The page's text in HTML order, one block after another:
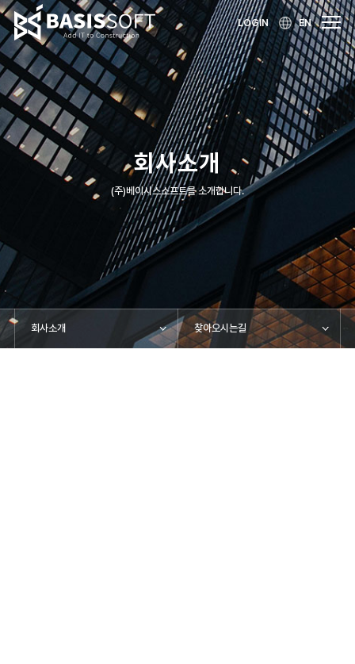
LOGIN EN
회사소개
(주)베이시스소프트를 소개합니다.
회사소개 찾아오시는길